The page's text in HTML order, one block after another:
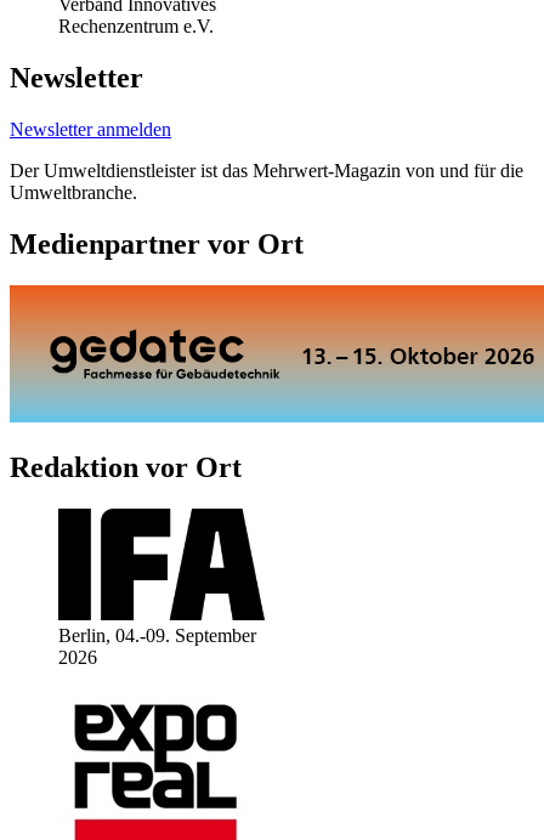
Verband Innovatives
Rechenzentrum e.V.
Newsletter
Newsletter anmelden
Der Umweltdienstleister ist das Mehrwert-Magazin von und für die
Umweltbranche.
Medienpartner vor Ort
Redaktion vor Ort
Berlin, 04.-09. September
2026